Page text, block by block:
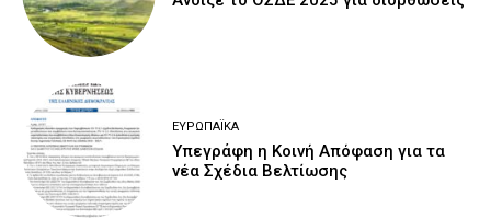
ΕΥΡΩΠΑΪΚΆ
Υπεγράφη η Κοινή Απόφαση για τα
νέα Σχέδια Βελτίωσης